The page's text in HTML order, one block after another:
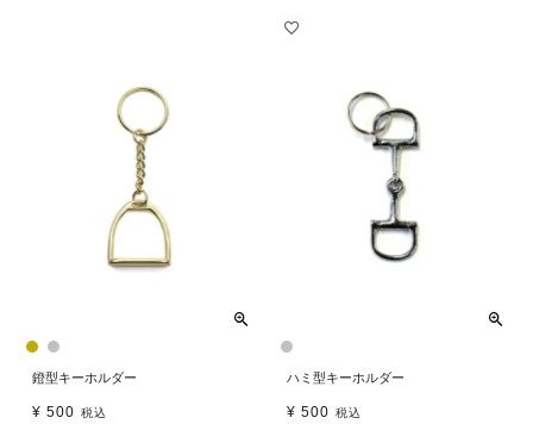
鐙型キーホルダー
¥ 500 税込
ハミ型キーホルダー
¥ 500 税込